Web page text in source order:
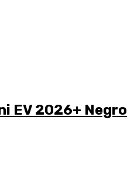
EV 2026+ Negro